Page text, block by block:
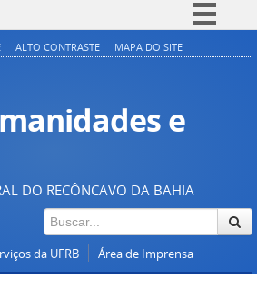
Simplifique!
Acesso à informação
Canais
ALTO CONTRASTE MAPA DO SITE
e
DO RECÔNCAVO DA BAHIA
da UFRB Área de Imprensa